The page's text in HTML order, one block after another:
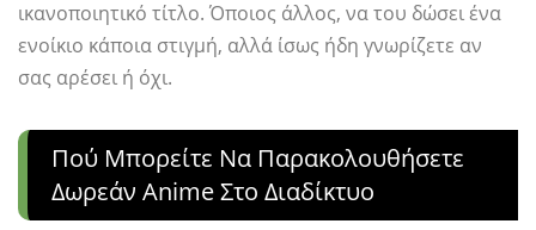
ικανοποιητικό τίτλο. Όποιος άλλος, να του δώσει ένα
ενοίκιο κάποια στιγμή, αλλά ίσως ήδη γνωρίζετε αν
σας αρέσει ή όχι.
Πού Μπορείτε Να Παρακολουθήσετε
Δωρεάν Anime Στο Διαδίκτυο